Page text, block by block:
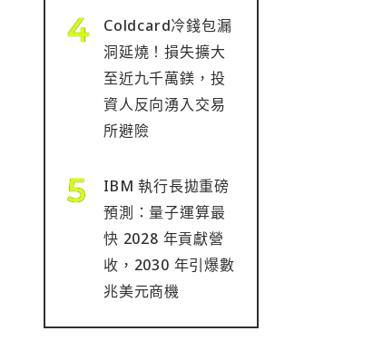
Coldcard冷錢包漏
洞延燒！損失擴大
至近九千萬鎂，投
資人反向湧入交易
所避險
IBM 執行長拋重磅
預測：量子運算最
快 2028 年貢獻營
收，2030 年引爆數
兆美元商機